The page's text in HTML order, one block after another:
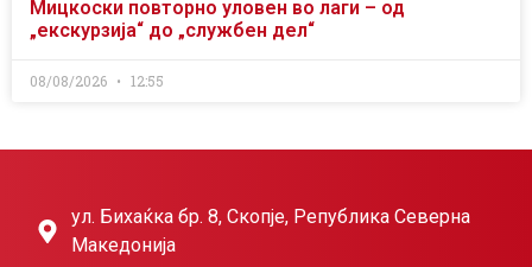
Мицкоски повторно уловен во лаги – од
„екскурзија“ до „службен дел“
08/08/2026 12:55
ул. Бихаќка бр. 8, Скопје, Република Северна
Македонија